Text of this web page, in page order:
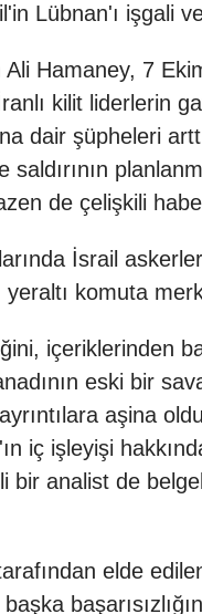
Lübnan'ı işgali
Hamaney, 7
kilit liderlerin
dair şüpheleri
de çelişkili
İsrail
yeraltı komuta
içeriklerinden
eski bir
aşina
iç işleyişi
analist de
elde
başka